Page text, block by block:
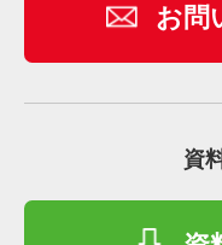
お問
資